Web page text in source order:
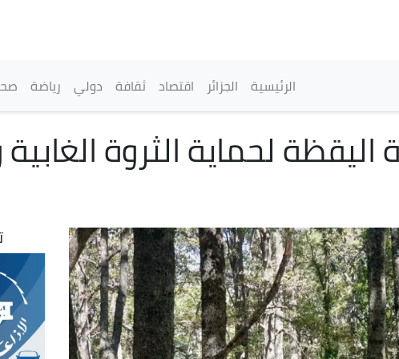
القائمة الرئيسية
الرئيسية الجزائر اقتصاد ثقافة دولي رياضة
اليقظة لحماية الثروة